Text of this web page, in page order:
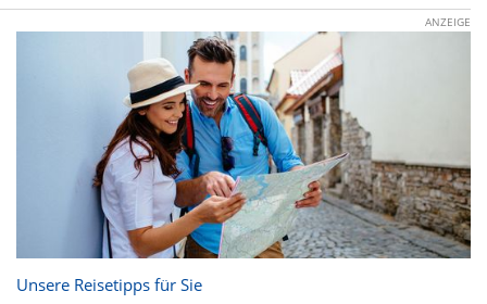
ANZEIGE
Unsere Reisetipps für Sie